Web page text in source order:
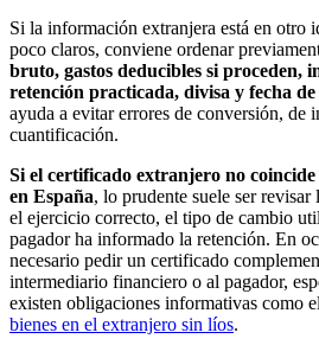
Si la información extranjera está en otro
poco claros, conviene ordenar
bruto, gastos deducibles si proceden,
retención practicada, divisa y fecha
ayuda a evitar errores de conversión, de
cuantificación.
Si el certificado extranjero no coincide
en España, lo prudente suele ser
el ejercicio correcto, el tipo de cambio
pagador ha informado la retención. En
necesario pedir un certificado
intermediario financiero o al pagador,
existen obligaciones informativas como el
bienes en el extranjero sin líos.